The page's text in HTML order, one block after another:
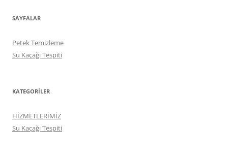
SAYFALAR
Petek Temizleme
Su Kaçağı Tespiti
KATEGORILER
HİZMETLERİMİZ
Su Kaçağı Tespiti